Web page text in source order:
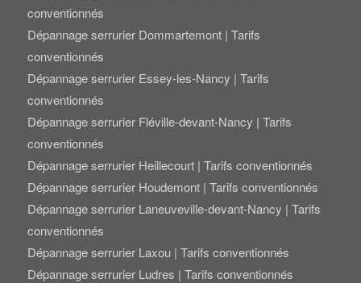
conventionnés
Dépannage serrurier Dommartemont | Tarifs
conventionnés
Dépannage serrurier Essey-les-Nancy | Tarifs
conventionnés
Dépannage serrurier Fléville-devant-Nancy | Tarifs
conventionnés
Dépannage serrurier Heillecourt | Tarifs conventionnés
Dépannage serrurier Houdemont | Tarifs conventionnés
Dépannage serrurier Laneuveville-devant-Nancy | Tarifs
conventionnés
Dépannage serrurier Laxou | Tarifs conventionnés
Dépannage serrurier Ludres | Tarifs conventionnés